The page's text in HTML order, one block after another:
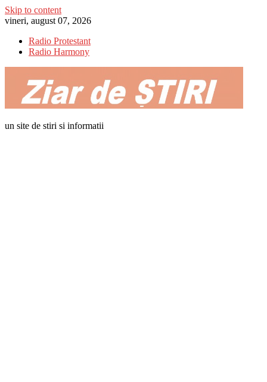
Skip to content
vineri, august 07, 2026
Radio Protestant
Radio Harmony
un site de stiri si informatii